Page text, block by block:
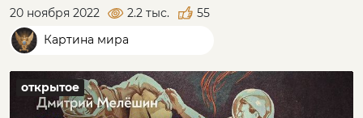
20 ноября 2022
2.2 тыс.
55
Картина мира
открытое